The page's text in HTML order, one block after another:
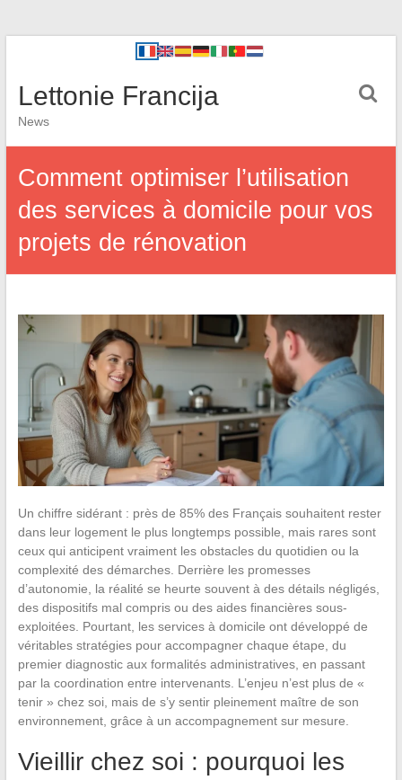
Lettonie Francija
News
Comment optimiser l’utilisation
des services à domicile pour vos
projets de rénovation
Un chiffre sidérant : près de 85% des Français souhaitent rester
dans leur logement le plus longtemps possible, mais rares sont
ceux qui anticipent vraiment les obstacles du quotidien ou la
complexité des démarches. Derrière les promesses
d’autonomie, la réalité se heurte souvent à des détails négligés,
des dispositifs mal compris ou des aides financières sous-
exploitées. Pourtant, les services à domicile ont développé de
véritables stratégies pour accompagner chaque étape, du
premier diagnostic aux formalités administratives, en passant
par la coordination entre intervenants. L’enjeu n’est plus de «
tenir » chez soi, mais de s’y sentir pleinement maître de son
environnement, grâce à un accompagnement sur mesure.
Vieillir chez soi : pourquoi les